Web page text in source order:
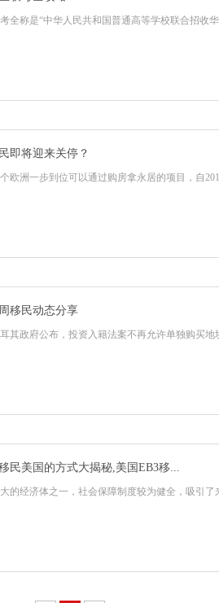
全称是“中华人民共和国普通高等学校联合招收
即将迎来关停？
欧洲一步到位可以通过购房拿永居的项目，自
移民动态分享
耳其政府公布，投资入籍法案不再允许单独购买地
民美国的方式大揭秘,美国EB3移...
的经济体之一，社会保障制度较为健全，吸引了
立即咨询